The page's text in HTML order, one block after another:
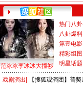
范冰冰李冰冰大撞衫
热门八卦
八卦爆料
第壹电影
精彩组图
明星话题
戏剧演出
【搜狐观演团】普